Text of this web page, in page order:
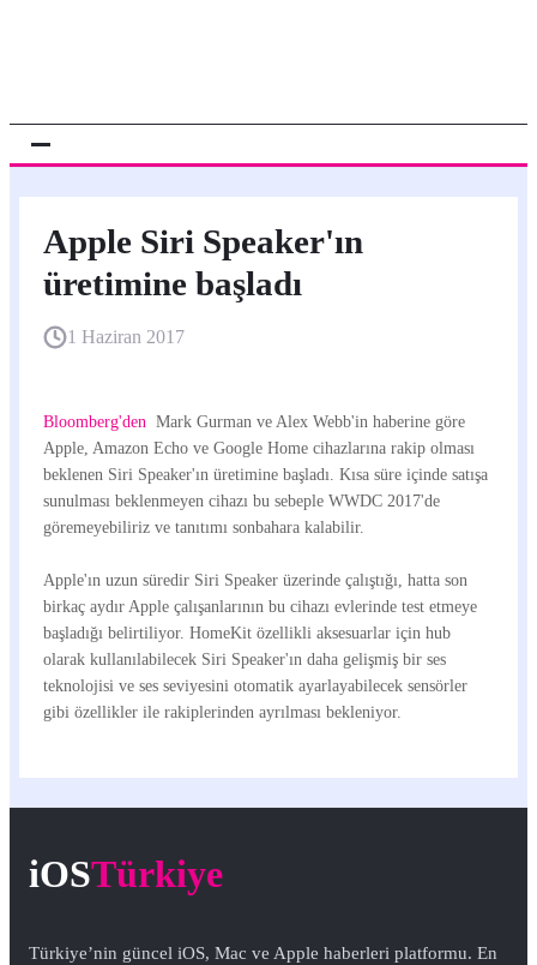
Apple Siri Speaker'ın
üretimine başladı
1 Haziran 2017
Bloomberg'den Mark Gurman ve Alex Webb'in haberine göre
Apple, Amazon Echo ve Google Home cihazlarına rakip olması
beklenen Siri Speaker'ın üretimine başladı. Kısa süre içinde satışa
sunulması beklenmeyen cihazı bu sebeple WWDC 2017'de
göremeyebiliriz ve tanıtımı sonbahara kalabilir.
Apple'ın uzun süredir Siri Speaker üzerinde çalıştığı, hatta son
birkaç aydır Apple çalışanlarının bu cihazı evlerinde test etmeye
başladığı belirtiliyor. HomeKit özellikli aksesuarlar için hub
olarak kullanılabilecek Siri Speaker'ın daha gelişmiş bir ses
teknolojisi ve ses seviyesini otomatik ayarlayabilecek sensörler
gibi özellikler ile rakiplerinden ayrılması bekleniyor.
iOSTürkiye
Türkiye’nin güncel iOS, Mac ve Apple haberleri platformu. En